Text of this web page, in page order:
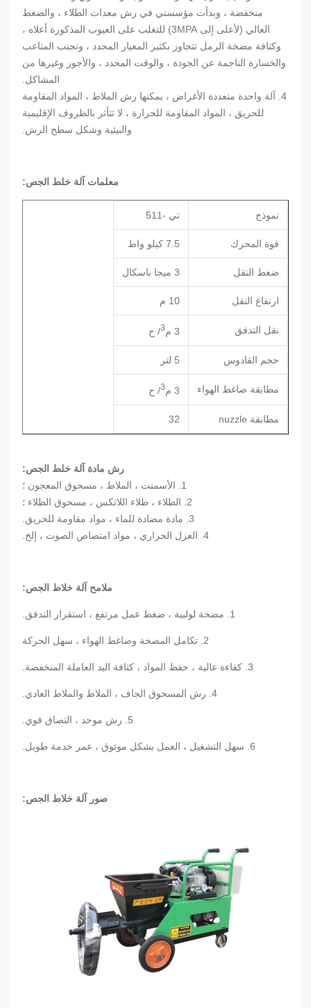
منخفضة ، وبدأت مؤسستي في رش معدات الطلاء ، والضغط
العالي (لأعلى إلى 3MPA) للتغلب على العيوب المذكورة أعلاه ،
وكثافة مضخة الرمل تتجاوز بكثير المعيار المحدد ، وتجنب المتاعب
والخسارة الناجمة عن الجودة ، والوقت المحدد ، والأجور وغيرها من
المشاكل.
4. آلة واحدة متعددة الأغراض ، يمكنها رش الملاط ، المواد المقاومة
للحريق ، المواد المقاومة للحرارة ، لا تتأثر بالظروف الإقليمية
والبيئية وشكل سطح الرش.
معلمات آلة خلط الجص:
نموذج
قوة المحرك
ضغط النقل
ارتفاع النقل
نقل التدفق / ح
حجم القادوس
مطابقة ضاغط الهواء 3 م / ح
مطابقة nuzzle
رش مادة آلة خلط الجص :
ملامح آلة خلاط الجص :
صور آلة خلاط الجص :